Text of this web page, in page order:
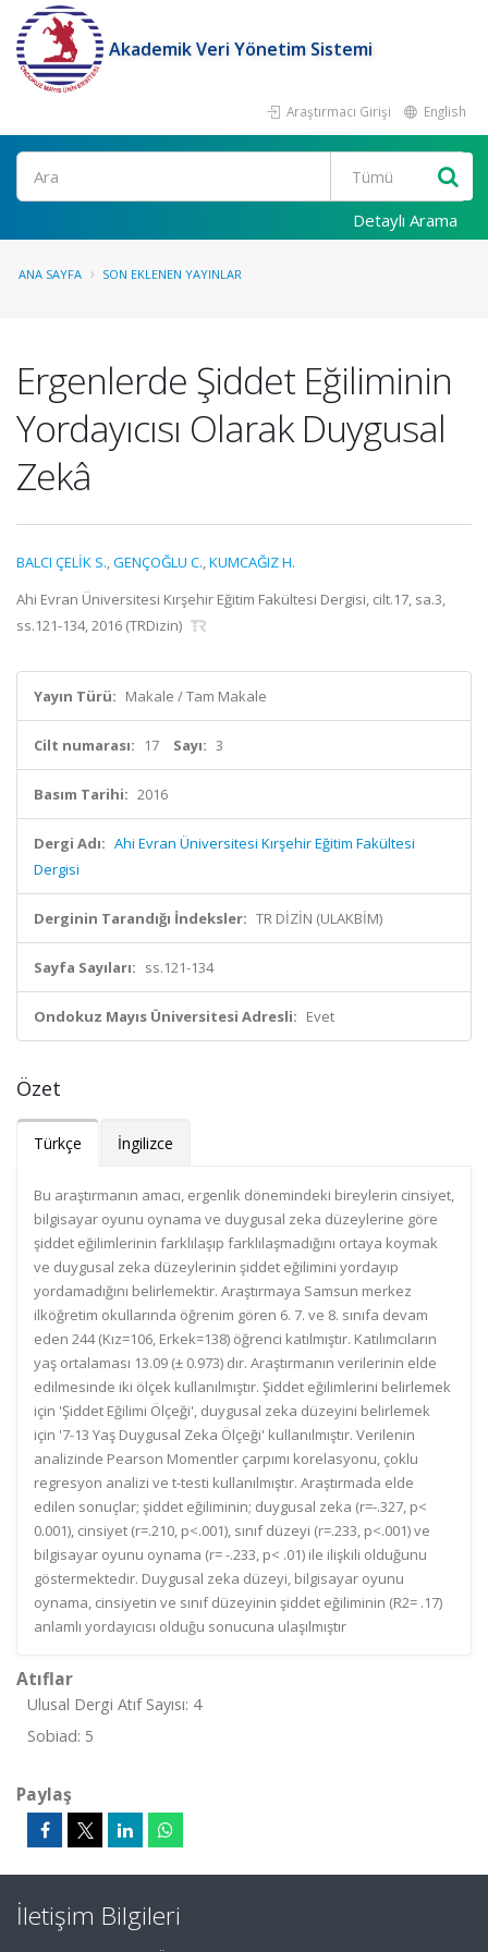
Akademik Veri Yönetim Sistemi
Araştırmacı Girişi English
Ara
Detaylı Arama
ANA SAYFA SON EKLENEN YAYINLAR
Ergenlerde Şiddet Eğiliminin
Yordayıcısı Olarak Duygusal
Zekâ
BALCI ÇELİK S.,GENÇOĞLU C.,KUMCAĞIZ H.
Ahi Evran Üniversitesi Kırşehir Eğitim Fakültesi Dergisi, cilt.17, sa.3,
ss.121-134, 2016 (TRDizin)
Yayın Türü: Makale / Tam Makale
Cilt numarası: 17 Sayı: 3
Basım Tarihi: 2016
Dergi Adı: Ahi Evran Üniversitesi Kırşehir Eğitim Fakültesi
Dergisi
Derginin Tarandığı İndeksler: TR DİZİN (ULAKBİM)
Sayfa Sayıları: ss.121-134
Ondokuz Mayıs Üniversitesi Adresli: Evet
Özet
Türkçe İngilizce
Bu araştırmanın amacı, ergenlik dönemindeki bireylerin cinsiyet,
bilgisayar oyunu oynama ve duygusal zeka düzeylerine göre
şiddet eğilimlerinin farklılaşıp farklılaşmadığını ortaya koymak
ve duygusal zeka düzeylerinin şiddet eğilimini yordayıp
yordamadığını belirlemektir. Araştırmaya Samsun merkez
ilköğretim okullarında öğrenim gören 6. 7. ve 8. sınıfa devam
eden 244 (Kız=106, Erkek=138) öğrenci katılmıştır. Katılımcıların
yaş ortalaması 13.09 (± 0.973) dır. Araştırmanın verilerinin elde
edilmesinde iki ölçek kullanılmıştır. Şiddet eğilimlerini belirlemek
için 'Şiddet Eğilimi Ölçeği', duygusal zeka düzeyini belirlemek
için '7-13 Yaş Duygusal Zeka Ölçeği' kullanılmıştır. Verilenin
analizinde Pearson Momentler çarpımı korelasyonu, çoklu
regresyon analizi ve t-testi kullanılmıştır. Araştırmada elde
edilen sonuçlar; şiddet eğiliminin; duygusal zeka (r=-.327, p<
0.001), cinsiyet (r=.210, p<.001), sınıf düzeyi (r=.233, p<.001) ve
bilgisayar oyunu oynama (r= -.233, p< .01) ile ilişkili olduğunu
göstermektedir. Duygusal zeka düzeyi, bilgisayar oyunu
oynama, cinsiyetin ve sınıf düzeyinin şiddet eğiliminin (R2= .17)
anlamlı yordayıcısı olduğu sonucuna ulaşılmıştır
Atıflar
Ulusal Dergi Atıf Sayısı: 4
Sobiad: 5
Paylaş
İletişim Bilgileri